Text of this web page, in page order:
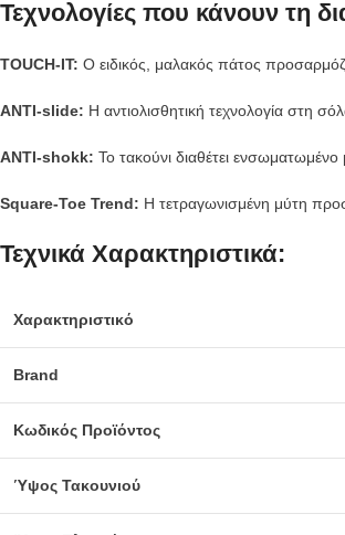
Τεχνολογίες που κάνουν τη
TOUCH-IT: Ο ειδικός, μαλακός πάτος
ANTI-slide: Η αντιολισθητική τεχνολογία στη
ANTI-shokk: Το τακούνι διαθέτει
Square-Toe Trend: Η τετραγωνισμένη μύτη
Τεχνικά Χαρακτηριστικά:
Χαρακτηριστικό
Brand
Κωδικός Προϊόντος
Ύψος Τακουνιού